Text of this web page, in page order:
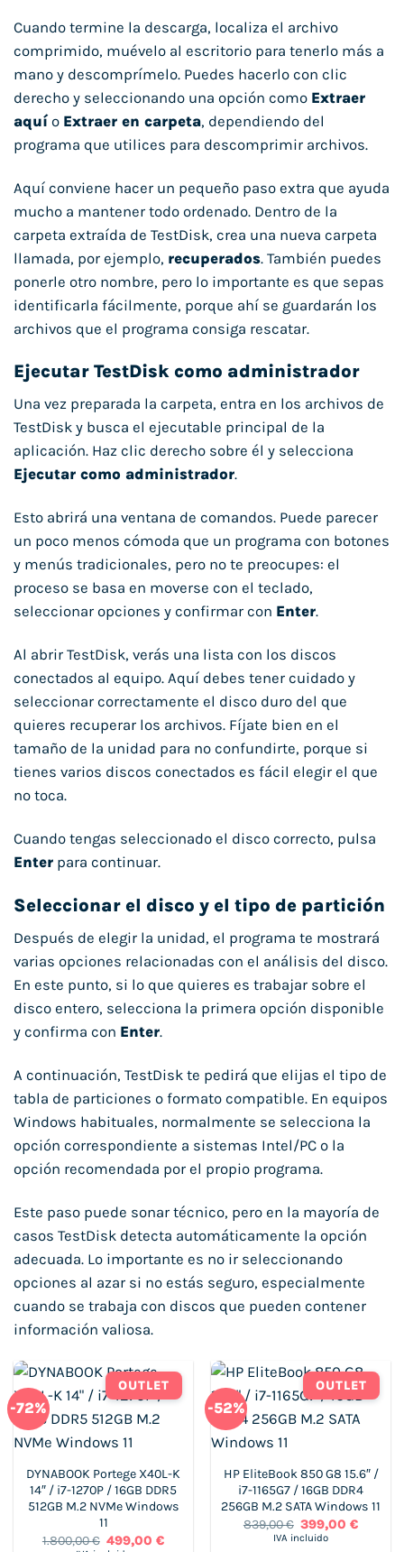
Cuando termine la descarga, localiza el archivo
comprimido, muévelo al escritorio para tenerlo más a
mano y descomprímelo. Puedes hacerlo con clic
derecho y seleccionando una opción como Extraer
aquío Extraer en carpeta, dependiendo del
programa que utilices para descomprimir archivos.
Aquí conviene hacer un pequeño paso extra que ayuda
mucho a mantener todo ordenado. Dentro de la
carpeta extraída de TestDisk, crea una nueva carpeta
llamada, por ejemplo, recuperados. También puedes
ponerle otro nombre, pero lo importante es que sepas
identificarla fácilmente, porque ahí se guardarán los
archivos que el programa consiga rescatar.
Ejecutar TestDisk como administrador
Una vez preparada la carpeta, entra en los archivos de
TestDisk y busca el ejecutable principal de la
aplicación. Haz clic derecho sobre él y selecciona
Ejecutar como administrador.
Esto abrirá una ventana de comandos. Puede parecer
un poco menos cómoda que un programa con botones
y menús tradicionales, pero no te preocupes: el
proceso se basa en moverse con el teclado,
seleccionar opciones y confirmar con Enter.
Al abrir TestDisk, verás una lista con los discos
conectados al equipo. Aquí debes tener cuidado y
seleccionar correctamente el disco duro del que
quieres recuperar los archivos. Fíjate bien en el
tamaño de la unidad para no confundirte, porque si
tienes varios discos conectados es fácil elegir el que
no toca.
Cuando tengas seleccionado el disco correcto, pulsa
Enter para continuar.
Seleccionar el disco y el tipo de partición
Después de elegir la unidad, el programa te mostrará
varias opciones relacionadas con el análisis del disco.
En este punto, si lo que quieres es trabajar sobre el
disco entero, selecciona la primera opción disponible
y confirma con Enter.
A continuación, TestDisk te pedirá que elijas el tipo de
tabla de particiones o formato compatible. En equipos
Windows habituales, normalmente se selecciona la
opción correspondiente a sistemas Intel/PC o la
opción recomendada por el propio programa.
Este paso puede sonar técnico, pero en la mayoría de
casos TestDisk detecta automáticamente la opción
adecuada. Lo importante es no ir seleccionando
opciones al azar si no estás seguro, especialmente
cuando se trabaja con discos que pueden contener
información valiosa.
-72%
OUTLET
DYNABOOK Portege X40L-K
14″ / i7-1270P / 16GB DDR5
512GB M.2 NVMe Windows
11
1.800,00€ El
499,00€El
-52%
OUTLET
HP EliteBook 850 G8 15.6″ /
i7-1165G7 / 16GB DDR4
256GB M.2 SATA Windows 11
839,00€ El
precio
399,00€El
IVA incluido